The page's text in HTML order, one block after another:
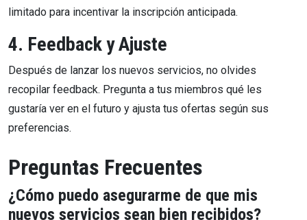
limitado para incentivar la inscripción anticipada.
4. Feedback y Ajuste
Después de lanzar los nuevos servicios, no olvides
recopilar feedback. Pregunta a tus miembros qué les
gustaría ver en el futuro y ajusta tus ofertas según sus
preferencias.
Preguntas Frecuentes
¿Cómo puedo asegurarme de que mis
nuevos servicios sean bien recibidos?